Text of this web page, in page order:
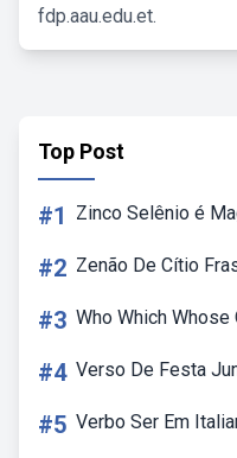
fdp.aau.edu.et.
Top Post
#1 Zinco Selênio é
#2 Zenão De Cítio
#3 Who Which Whose
#4 Verso De Festa
#5 Verbo Ser Em